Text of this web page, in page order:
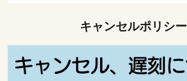
キャンセルポリシー